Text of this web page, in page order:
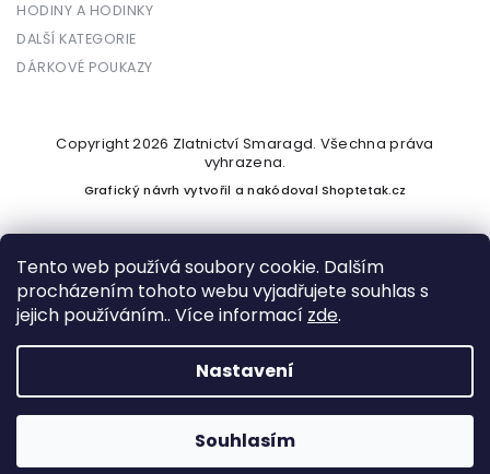
Tento web používá soubory cookie. Dalším
procházením tohoto webu vyjadřujete souhlas s
jejich používáním.. Více informací zde.
Nastavení
Souhlasím
HODINY A HODINKY
DALŠÍ KATEGORIE
DÁRKOVÉ POUKAZY
Vytvořil Shoptet
Copyright 2026 Zlatnictví Smaragd. Všechna práva
vyhrazena.
Grafický návrh vytvořil a nakódovalShoptetak.cz
Podle zákona o evidenci tržeb je prodávající povinen vystavit
kupujícímu účtenku. Zároveň je povinen zaevidovat přijatou
tržbu u správce daně online; v případě technického výpadku
pak nejpozději do 48 hodin.